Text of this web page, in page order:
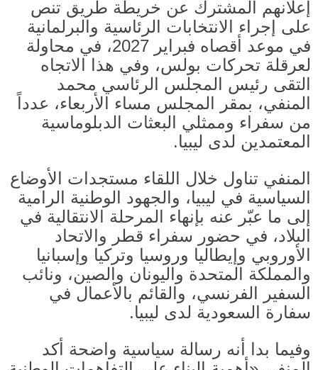
إعلانهم المشترك عن خريطة طريق تنص
على إجراء الانتخابات الرئاسية والبرلمانية
في موعد أقصاه فبراير 2027، في محاولة
لعرقلة تحركات بولس، وفي هذا الاتجاه
التقى رئيس المجلس الرئاسي محمد
المنفي، بمقر المجلس مساء الأربعاء، عدداً
من سفراء وممثلي البعثات الدبلوماسية
المعتمدين لدى ليبيا.
المنفي تناول خلال اللقاء مستجدات الأوضاع
السياسية في ليبيا، والجهود الوطنية الرامية
إلى ما عبّر عنه بإنهاء المرحلة الانتقالية في
البلاد، في حضور سفراء قطر والاتحاد
الأوروبي وإيطاليا وروسيا وتركيا وإسبانيا
والمملكة المتحدة واليونان والصين، ونائب
السفير الفرنسي، والقائم بالأعمال في
سفارة السعودية لدى ليبيا.
وفيما بدا أنه رسالة سياسية واضحة أكد